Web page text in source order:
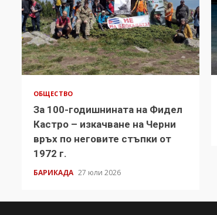
ОБЩЕСТВО
За 100-годишнината на Фидел
Кастро – изкачване на Черни
връх по неговите стъпки от
1972 г.
БАРИКАДА 27 юли 2026